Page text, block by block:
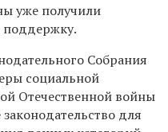
уже получили
Собрания
социальной
Отечественной войны
для